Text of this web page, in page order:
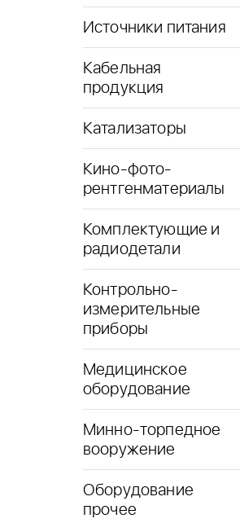
Источники питания
Кабельная
продукция
Катализаторы
Кино-фото-
рентгенматериалы
Комплектующие и
радиодетали
Контрольно-
измерительные
приборы
Медицинское
оборудование
Минно-торпедное
вооружение
Оборудование
прочее